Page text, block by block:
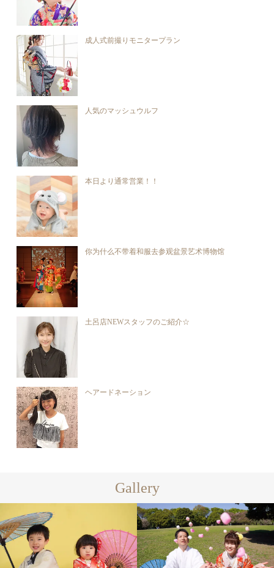
成人式前撮りモニタープラン
人気のマッシュウルフ
本日より通常営業！！
你为什么不带着和服去参观盆景艺术博物馆
土呂店NEWスタッフのご紹介☆
ヘアードネーション
Gallery